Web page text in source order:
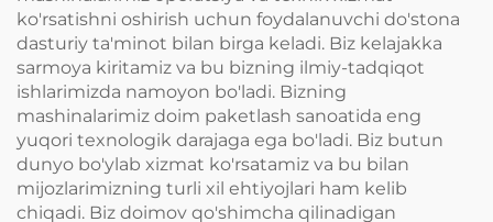
ko'rsatishni oshirish uchun foydalanuvchi do'stona
dasturiy ta'minot bilan birga keladi. Biz kelajakka
sarmoya kiritamiz va bu bizning ilmiy-tadqiqot
ishlarimizda namoyon bo'ladi. Bizning
mashinalarimiz doim paketlash sanoatida eng
yuqori texnologik darajaga ega bo'ladi. Biz butun
dunyo bo'ylab xizmat ko'rsatamiz va bu bilan
mijozlarimizning turli xil ehtiyojlari ham kelib
chiqadi. Biz doimov qo'shimcha qilinadigan